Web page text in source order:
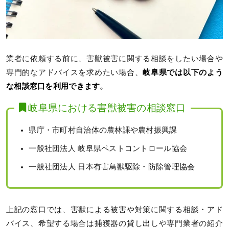
業者に依頼する前に、害獣被害に関する相談をしたい場合や
専門的なアドバイスを求めたい場合、岐阜県では以下のよう
な相談窓口を利用できます。
岐阜県における害獣被害の相談窓口
県庁・市町村自治体の農林課や農村振興課
一般社団法人 岐阜県ペストコントロール協会
一般社団法人 日本有害鳥獣駆除・防除管理協会
上記の窓口では、害獣による被害や対策に関する相談・アド
バイス、希望する場合は捕獲器の貸し出しや専門業者の紹介